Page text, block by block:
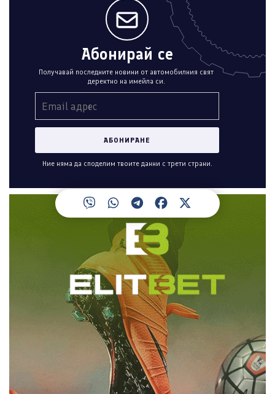
Абонирай се
Получавай последните новини от автомобилния свят
деректно на имейла си.
Ние няма да споделим твоите данни с трети страни.